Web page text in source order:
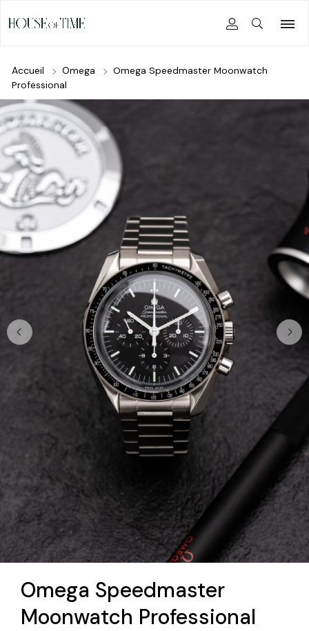
Accueil Omega
Omega Speedmaster Moonwatch
Professional
Omega Speedmaster
Moonwatch Professional